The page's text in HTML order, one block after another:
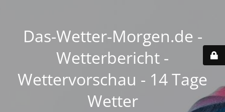
Das-Wetter-Morgen.de -
Wetterbericht -
Wettervorschau - 14 Tage
Wetter